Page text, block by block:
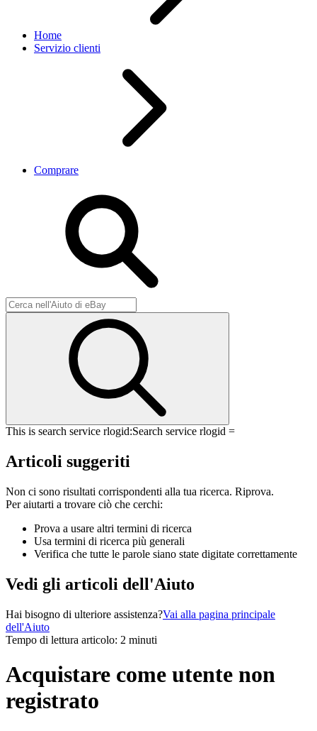
Home
Servizio clienti
Comprare
This is search service rlogid:Search service rlogid =
Articoli suggeriti
Non ci sono risultati corrispondenti alla tua ricerca. Riprova.
Per aiutarti a trovare ciò che cerchi:
Prova a usare altri termini di ricerca
Usa termini di ricerca più generali
Verifica che tutte le parole siano state digitate correttamente
Vedi gli articoli dell'Aiuto
Hai bisogno di ulteriore assistenza?Vai alla pagina principale
dell'Aiuto
Tempo di lettura articolo: 2 minuti
Acquistare come utente non
registrato